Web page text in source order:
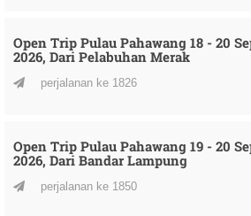
Open Trip Pulau Pahawang 18 - 20
2026, Dari Pelabuhan Merak
perjalanan ke 1826
Open Trip Pulau Pahawang 19 - 20
2026, Dari Bandar Lampung
perjalanan ke 1850